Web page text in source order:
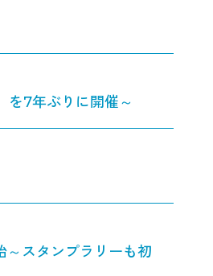
を7年ぶりに開催～
スタンプラリーも初